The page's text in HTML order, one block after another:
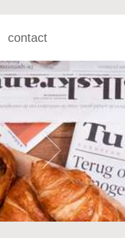
contact